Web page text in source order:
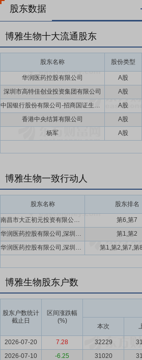
股东数据
博雅生物十大流通股东
股东名称 股份类型
华润医药控股有限公司
A股
深圳市高特佳创业投资集团有限公司
A股
中国银行股份有限公司-招商国证生物医药指数分级证券投资基金
A股
香港中央结算有限公司
A股
杨军
A股
博雅生物一致行动人
股东名称 股东排名
南昌市大正初元投资有限公司,廖昕晰 第6,第7
华润医药控股有限公司,深圳市高特佳创业投资集团有限公司
第1,第2
华润医药控股有限公司,深圳市高特佳创业投资集团有限公司,抚州嘉颐投资合伙企业(有限合伙),南昌市大正初元投资有限公司,廖昕晰
第1,第2,第7,第
博雅生物股东户数
股东户数统计
截止日
区间涨跌幅
(%)
本次
2026-07-20 7.28 32229
2026-07-10
-6.25 31020